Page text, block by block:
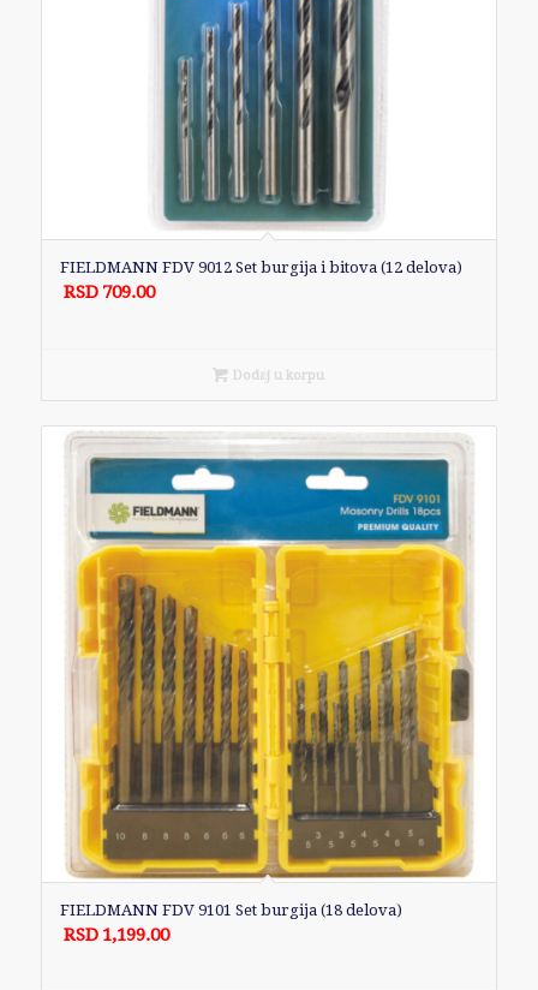
FIELDMANN FDV 9012 Set burgija i bitova (12 delova)
RSD 709.00
Dodaj u korpu
FIELDMANN FDV 9101 Set burgija (18 delova)
RSD 1,199.00